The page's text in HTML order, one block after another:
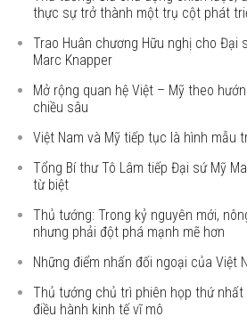
thực sự trở thành một trụ cột phát
Trao Huân chương Hữu nghị cho Đại
Marc Knapper
Mở rộng quan hệ Việt – Mỹ theo
chiều sâu
Việt Nam và Mỹ tiếp tục là hình mẫu
Tổng Bí thư Tô Lâm tiếp Đại sứ Mỹ
từ biệt
Thủ tướng: Trong kỷ nguyên mới,
nhưng phải đột phá mạnh mẽ hơn
Những điểm nhấn đối ngoại của Việt
Thủ tướng chủ trì phiên họp thứ nhất
điều hành kinh tế vĩ mô